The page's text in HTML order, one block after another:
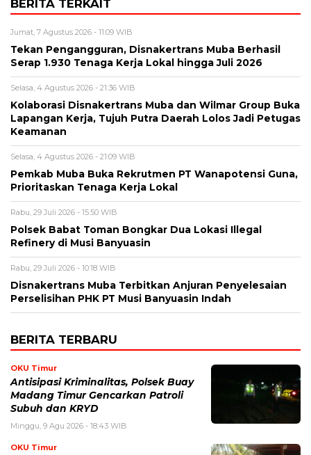
BERITA TERKAIT
Jumat, 7 Agustus 2026 - 11:09 WIB
Tekan Pengangguran, Disnakertrans Muba Berhasil
Serap 1.930 Tenaga Kerja Lokal hingga Juli 2026
Selasa, 4 Agustus 2026 - 21:36 WIB
Kolaborasi Disnakertrans Muba dan Wilmar Group Buka
Lapangan Kerja, Tujuh Putra Daerah Lolos Jadi Petugas
Keamanan
Selasa, 4 Agustus 2026 - 21:09 WIB
Pemkab Muba Buka Rekrutmen PT Wanapotensi Guna,
Prioritaskan Tenaga Kerja Lokal
Rabu, 29 Juli 2026 - 15:50 WIB
Polsek Babat Toman Bongkar Dua Lokasi Illegal
Refinery di Musi Banyuasin
Rabu, 29 Juli 2026 - 10:18 WIB
Disnakertrans Muba Terbitkan Anjuran Penyelesaian
Perselisihan PHK PT Musi Banyuasin Indah
BERITA TERBARU
OKU Timur
Antisipasi Kriminalitas, Polsek Buay
Madang Timur Gencarkan Patroli
Subuh dan KRYD
Minggu, 9 Agu 2026 - 18:43 WIB
OKU Timur